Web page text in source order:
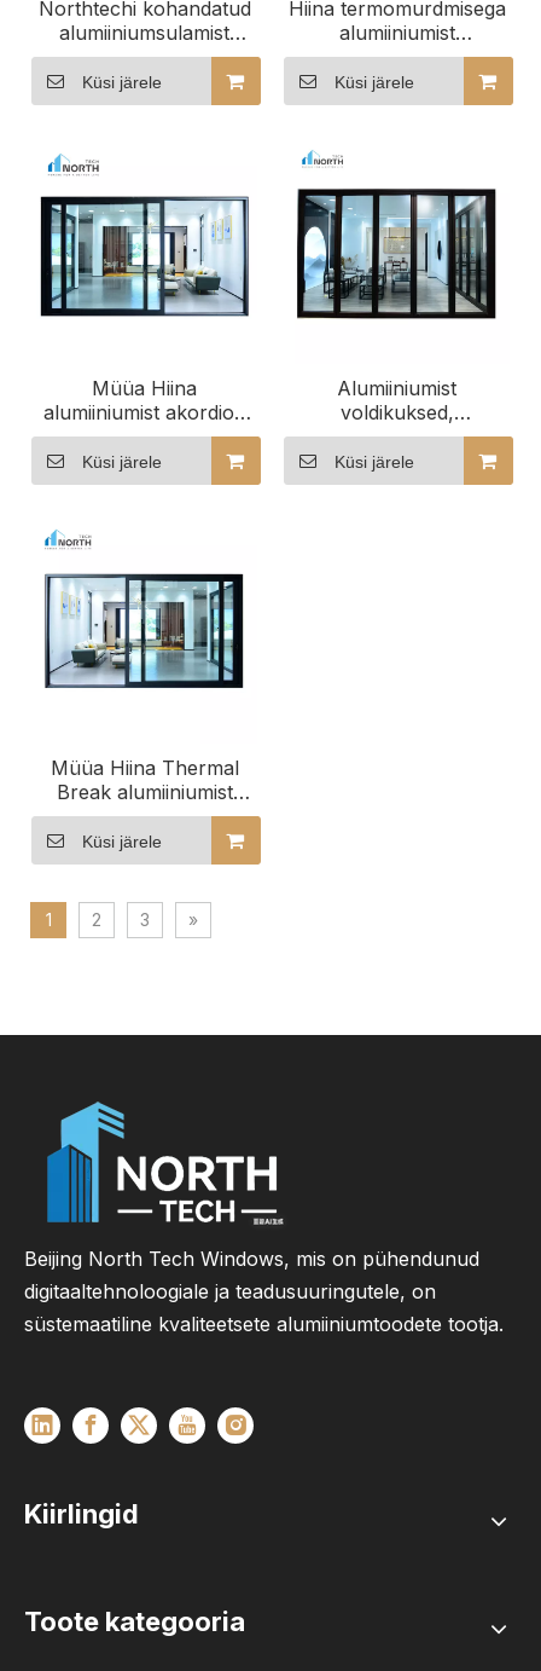
Northtechi kohandatud
alumiiniumsulamist
äärmiselt kitsa raamiga
isoleeritud lükanduks
Küsi järele
Hiina termomurdmisega
alumiiniumist
alumiiniumist tõste- ja
lükandusuksed aknad ja
uksed
Küsi järele
Müüa Hiina
alumiiniumist akordion
lifti lükanduksed
Küsi järele
Alumiiniumist
voldikuksed,
kahepoolne lükanduks
Küsi järele
Müüa Hiina Thermal
Break alumiiniumist
lükanduksed
Küsi järele
1 2 3 »
Beijing North Tech Windows, mis on pühendunud
digitaaltehnoloogiale ja teadusuuringutele, on
süstemaatiline kvaliteetsete alumiiniumtoodete tootja.
Kiirlingid
Toote kategooria